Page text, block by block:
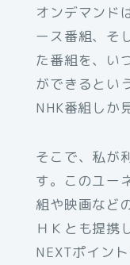
オンデマンド
ース番組、そ
た番組を、い
ができるとい
NHK番組しか
そこで、私が
す。このユー
組や映画など
ＨＫとも提携
NEXTポイン